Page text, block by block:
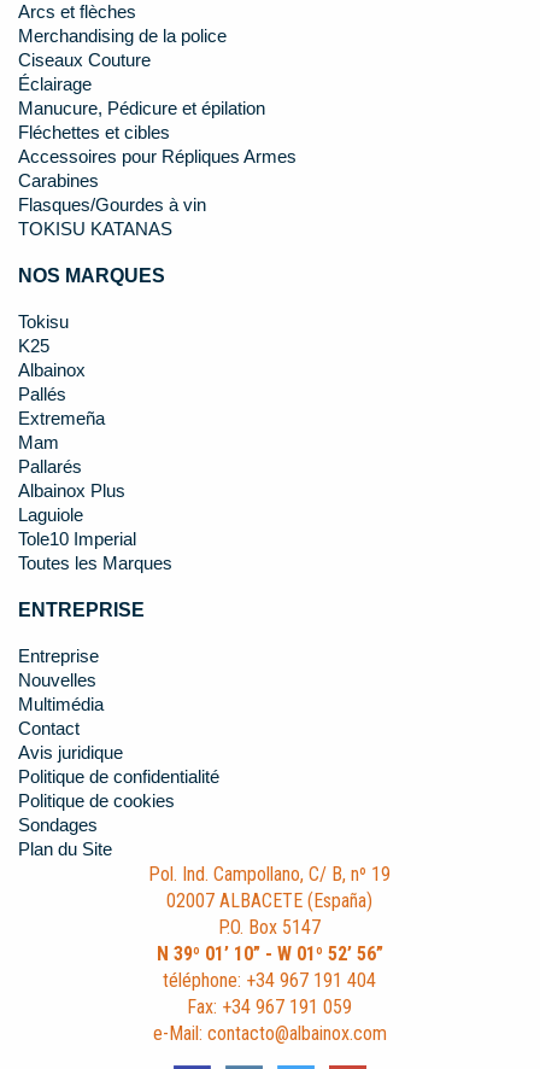
Arcs et flèches
Merchandising de la police
Ciseaux Couture
Éclairage
Manucure, Pédicure et épilation
Fléchettes et cibles
Accessoires pour Répliques Armes
Carabines
Flasques/Gourdes à vin
TOKISU KATANAS
NOS MARQUES
Tokisu
K25
Albainox
Pallés
Extremeña
Mam
Pallarés
Albainox Plus
Laguiole
Tole10 Imperial
Toutes les Marques
ENTREPRISE
Entreprise
Nouvelles
Multimédia
Contact
Avis juridique
Politique de confidentialité
Politique de cookies
Sondages
Plan du Site
Pol. Ind. Campollano, C/ B, nº 19
02007 ALBACETE (España)
P.O. Box 5147
N 39º 01’ 10” - W 01º 52’ 56”
téléphone: +34 967 191 404
Fax: +34 967 191 059
e-Mail: contacto@albainox.com